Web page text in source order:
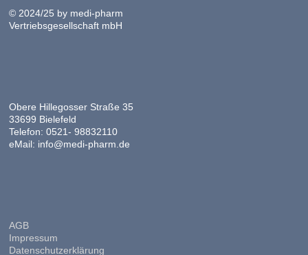
© 2024/25 by medi-pharm
Vertriebsgesellschaft mbH
Obere Hillegosser Straße 35
33699 Bielefeld
Telefon: 0521- 98832110
eMail: info@medi-pharm.de
AGB
Impressum
Datenschutzerklärung